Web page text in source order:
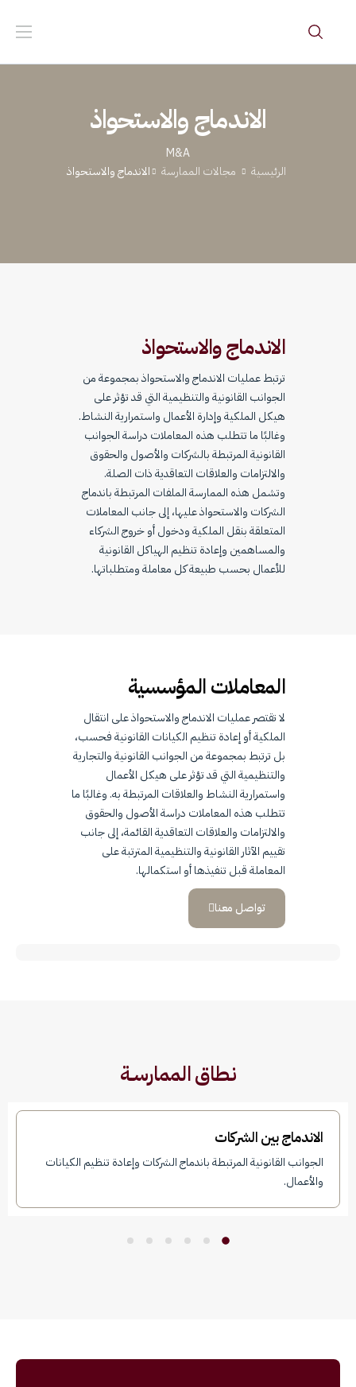
الاندماج والاستحواذ
M&A
الرئيسية
مجالات الممارسة الاندماج والاستحواذ
الاندماج والاستحواذ
ترتبط عمليات الاندماج والاستحواذ بمجموعة من
الجوانب القانونية والتنظيمية التي قد تؤثر على
هيكل الملكية وإدارة الأعمال واستمرارية النشاط.
وغالبًا ما تتطلب هذه المعاملات دراسة الجوانب
القانونية المرتبطة بالشركات والأصول والحقوق
والالتزامات والعلاقات التعاقدية ذات الصلة.
وتشمل هذه الممارسة الملفات المرتبطة باندماج
الشركات والاستحواذ عليها، إلى جانب المعاملات
المتعلقة بنقل الملكية ودخول أو خروج الشركاء
والمساهمين وإعادة تنظيم الهياكل القانونية
للأعمال بحسب طبيعة كل معاملة ومتطلباتها.
المعاملات المؤسسية
لا تقتصر عمليات الاندماج والاستحواذ على انتقال
الملكية أو إعادة تنظيم الكيانات القانونية فحسب،
بل ترتبط بمجموعة من الجوانب القانونية والتجارية
والتنظيمية التي قد تؤثر على هيكل الأعمال
واستمرارية النشاط والعلاقات المرتبطة به. وغالبًا ما
تتطلب هذه المعاملات دراسة الأصول والحقوق
والالتزامات والعلاقات التعاقدية القائمة، إلى جانب
تقييم الآثار القانونية والتنظيمية المترتبة على
المعاملة قبل تنفيذها أو استكمالها.
تواصل معنا
نــطاق الممارســـة
الاندماج بين الشركات
الجوانب القانونية المرتبطة باندماج الشركات وإعادة تنظيم الكيانات
والأعمال.